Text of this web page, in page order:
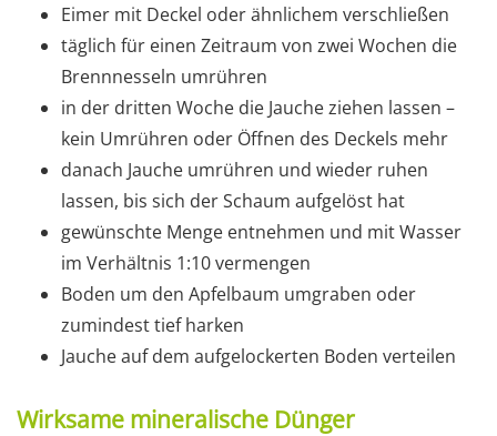
Eimer mit Deckel oder ähnlichem verschließen
täglich für einen Zeitraum von zwei Wochen die
Brennnesseln umrühren
in der dritten Woche die Jauche ziehen lassen –
kein Umrühren oder Öffnen des Deckels mehr
danach Jauche umrühren und wieder ruhen
lassen, bis sich der Schaum aufgelöst hat
gewünschte Menge entnehmen und mit Wasser
im Verhältnis 1:10 vermengen
Boden um den Apfelbaum umgraben oder
zumindest tief harken
Jauche auf dem aufgelockerten Boden verteilen
Wirksame mineralische Dünger